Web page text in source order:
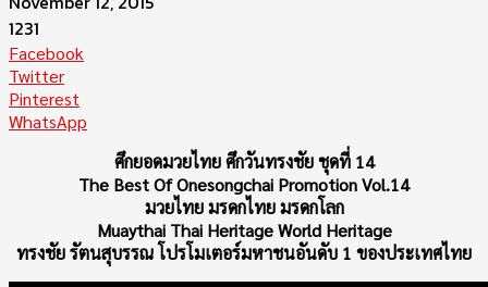
1231
Facebook
Twitter
Pinterest
WhatsApp
ศึกยอดมวยไทย ศึกวันทรงชัย ชุดที่ 14
The Best Of Onesongchai Promotion Vol.14
มวยไทย มรดกไทย มรดกโลก
Muaythai Thai Heritage World Heritage
ทรงชัย รัตนสุบรรณ โปรโมเตอร์มหาชนอันดับ 1 ของประเทศไทย